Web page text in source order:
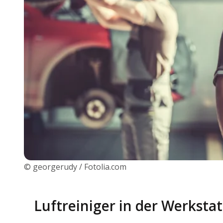
© georgerudy / Fotolia.com
Luftreiniger in der